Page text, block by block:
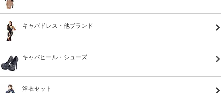
キャバドレス・他ブランド
キャバヒール・シューズ
浴衣セット